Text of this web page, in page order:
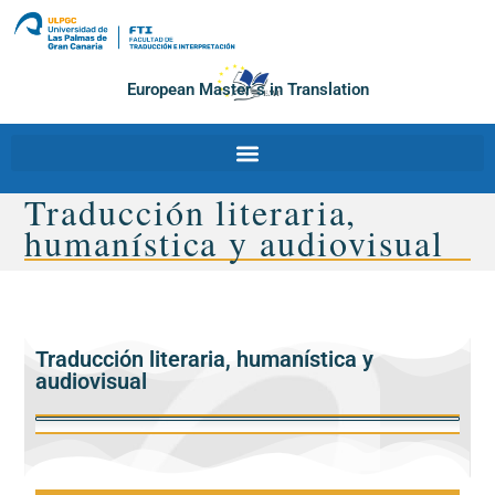
European Master´s in Translation
Traducción literaria,
humanística y audiovisual
Traducción literaria, humanística y
audiovisual